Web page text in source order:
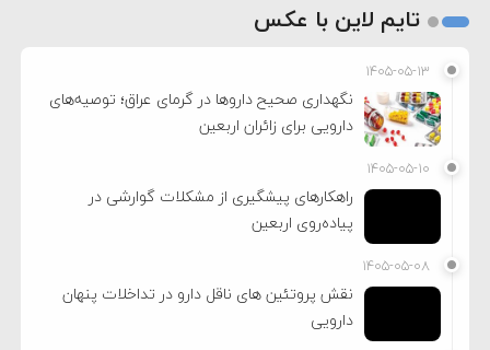
تایم لاین با عکس
۱۴۰۵-۰۵-۱۳
نگهداری صحیح داروها در گرمای عراق؛ توصیه‌های
دارویی برای زائران اربعین
۱۴۰۵-۰۵-۱۰
راهکارهای پیشگیری از مشکلات گوارشی در
پیاده‌روی اربعین
۱۴۰۵-۰۵-۰۸
نقش پروتئین های ناقل دارو در تداخلات پنهان
دارویی